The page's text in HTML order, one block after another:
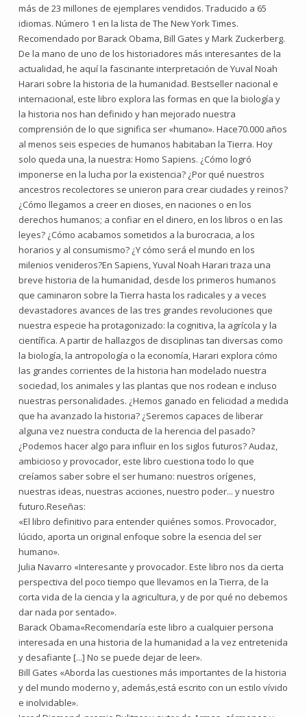
más de 23 millones de ejemplares vendidos. Traducido a 65
idiomas. Número 1 en la lista de The New York Times.
Recomendado por Barack Obama, Bill Gates y Mark Zuckerberg.
De la mano de uno de los historiadores más interesantes de la
actualidad, he aquí la fascinante interpretación de Yuval Noah
Harari sobre la historia de la humanidad. Bestseller nacional e
internacional, este libro explora las formas en que la biología y
la historia nos han definido y han mejorado nuestra
comprensión de lo que significa ser «humano». Hace70.000 años
al menos seis especies de humanos habitaban la Tierra. Hoy
solo queda una, la nuestra: Homo Sapiens. ¿Cómo logró
imponerse en la lucha por la existencia? ¿Por qué nuestros
ancestros recolectores se unieron para crear ciudades y reinos?
¿Cómo llegamos a creer en dioses, en naciones o en los
derechos humanos; a confiar en el dinero, en los libros o en las
leyes? ¿Cómo acabamos sometidos a la burocracia, a los
horarios y al consumismo? ¿Y cómo será el mundo en los
milenios venideros?En Sapiens, Yuval Noah Harari traza una
breve historia de la humanidad, desde los primeros humanos
que caminaron sobre la Tierra hasta los radicales y a veces
devastadores avances de las tres grandes revoluciones que
nuestra especie ha protagonizado: la cognitiva, la agrícola y la
científica. A partir de hallazgos de disciplinas tan diversas como
la biología, la antropología o la economía, Harari explora cómo
las grandes corrientes de la historia han modelado nuestra
sociedad, los animales y las plantas que nos rodean e incluso
nuestras personalidades. ¿Hemos ganado en felicidad a medida
que ha avanzado la historia? ¿Seremos capaces de liberar
alguna vez nuestra conducta de la herencia del pasado?
¿Podemos hacer algo para influir en los siglos futuros? Audaz,
ambicioso y provocador, este libro cuestiona todo lo que
creíamos saber sobre el ser humano: nuestros orígenes,
nuestras ideas, nuestras acciones, nuestro poder... y nuestro
futuro.Reseñas:
«El libro definitivo para entender quiénes somos. Provocador,
lúcido, aporta un original enfoque sobre la esencia del ser
humano».
Julia Navarro «Interesante y provocador. Este libro nos da cierta
perspectiva del poco tiempo que llevamos en la Tierra, de la
corta vida de la ciencia y la agricultura, y de por qué no debemos
dar nada por sentado».
Barack Obama«Recomendaría este libro a cualquier persona
interesada en una historia de la humanidad a la vez entretenida
y desafiante [...] No se puede dejar de leer».
Bill Gates «Aborda las cuestiones más importantes de la historia
y del mundo moderno y, además,está escrito con un estilo vívido
e inolvidable».